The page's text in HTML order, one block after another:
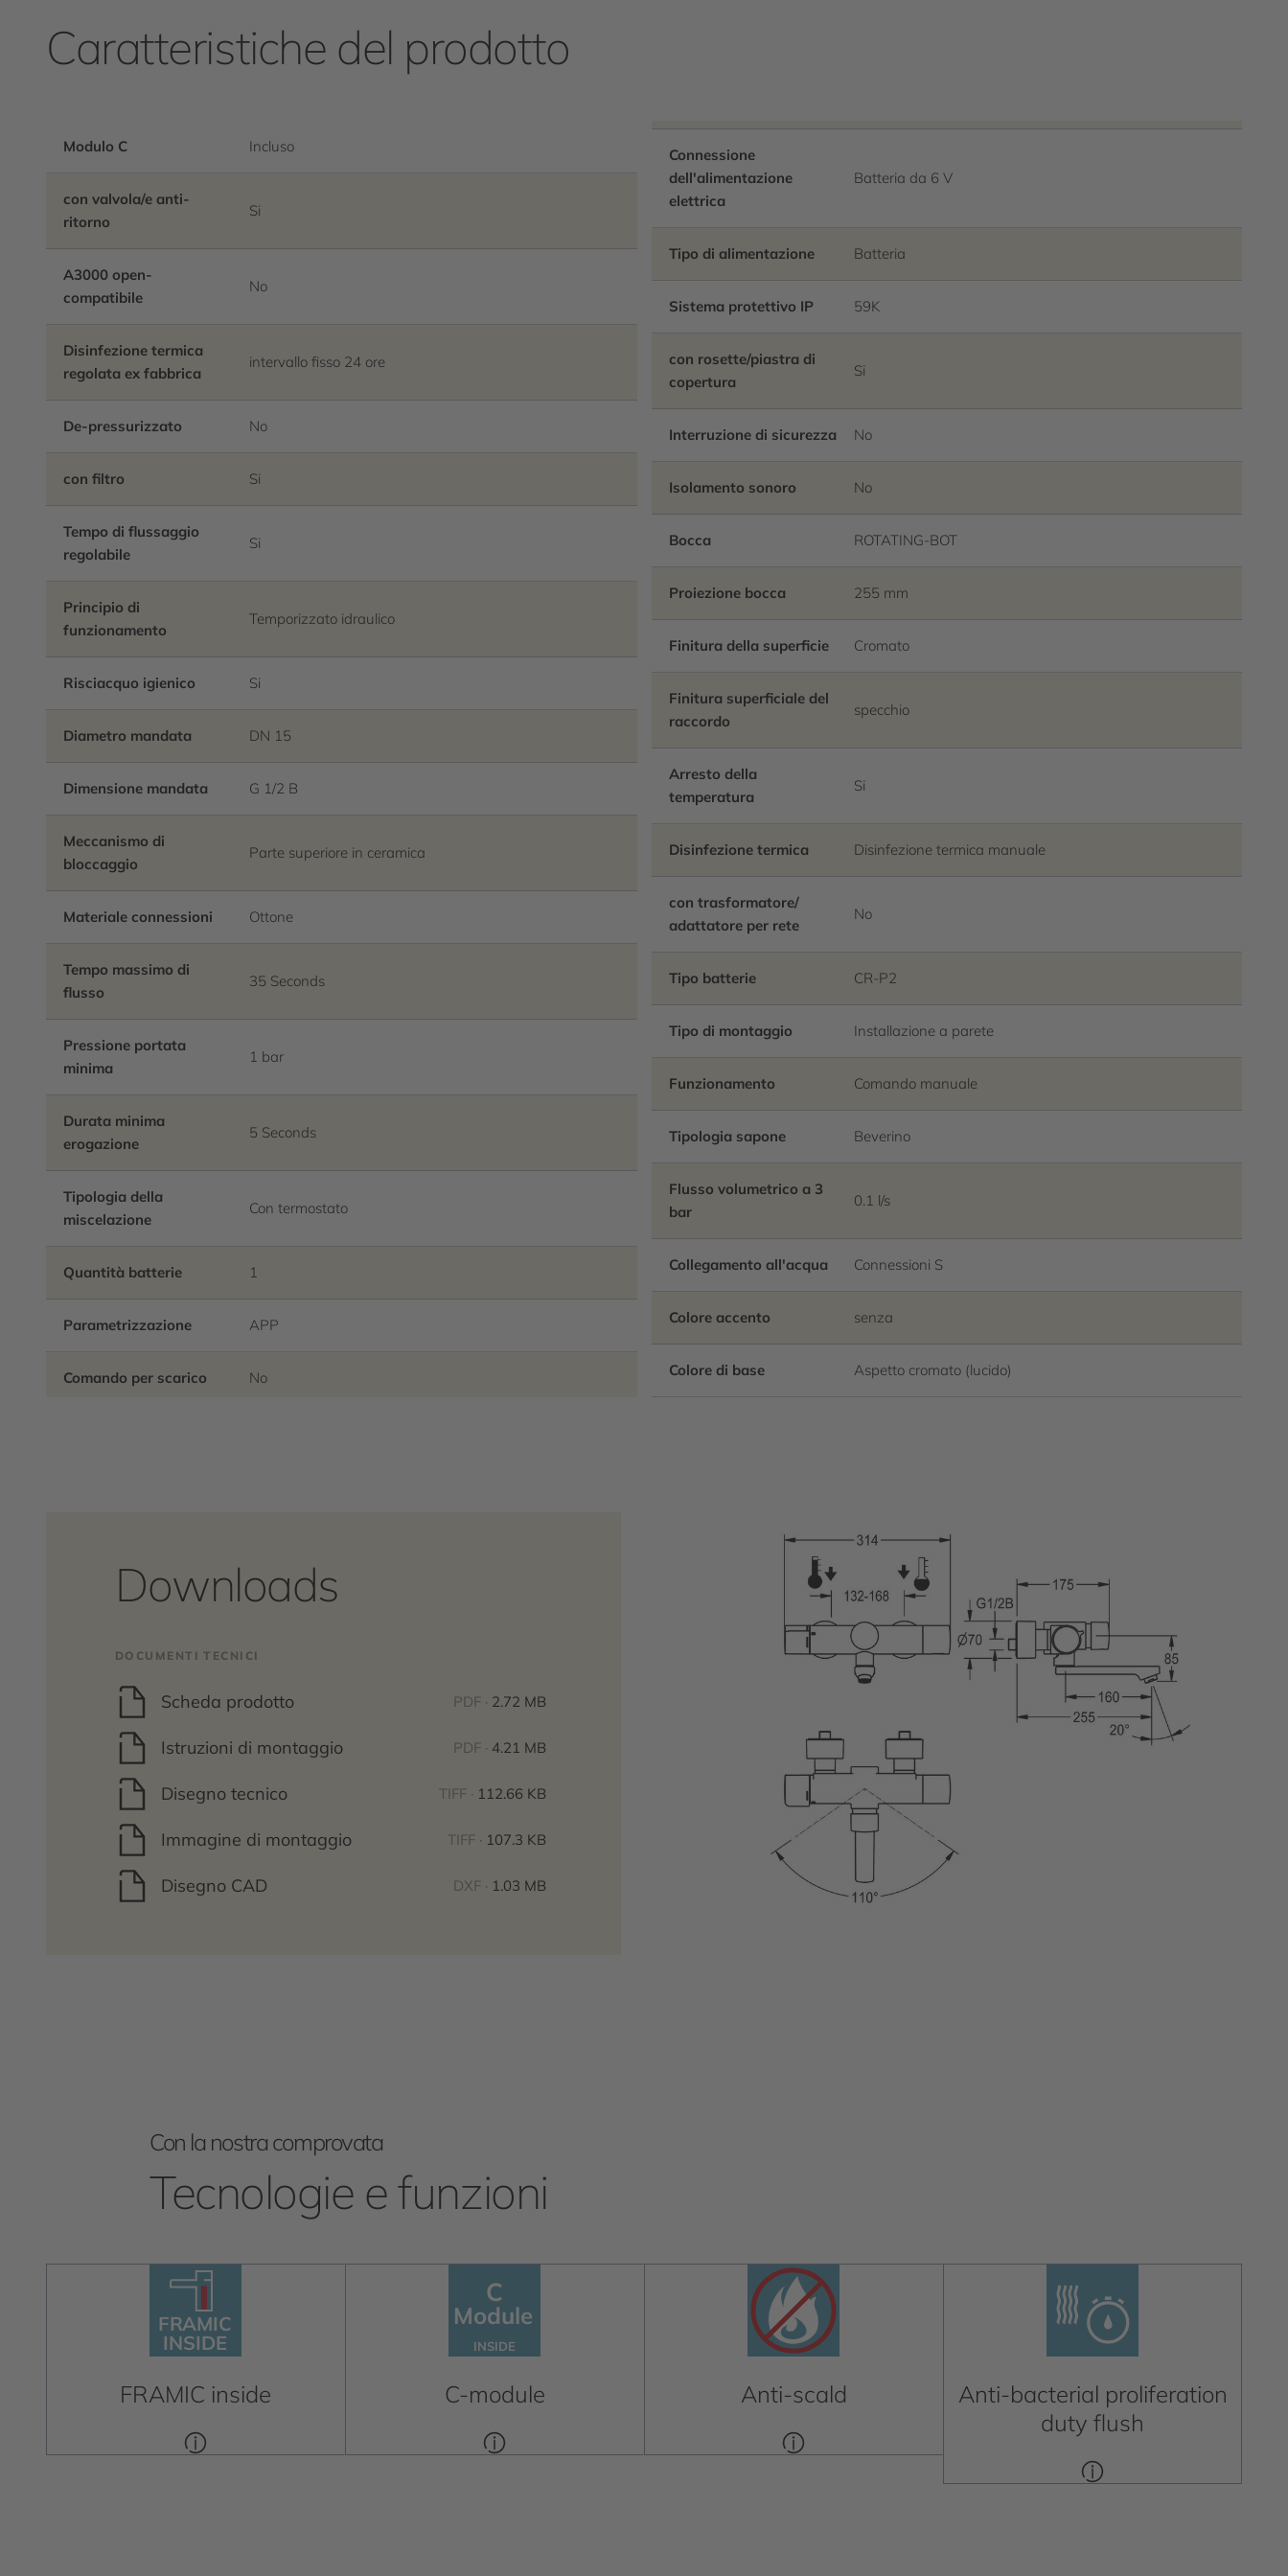
raggruppamento delle apparecchiature per l’esecuzione di
funzioni di comando tramite app necessaria.
Caratteristiche del prodotto
Modulo C Incluso
con valvola/e anti-
ritorno
Si
A3000 open-
compatibile
No
Disinfezione termica
regolata ex fabbrica
intervallo fisso 24 ore
De-pressurizzato No
con filtro Si
Tempo di flussaggio
regolabile
Si
Principio di
funzionamento
Temporizzato idraulico
Risciacquo igienico Si
Diametro mandata DN 15
Dimensione mandata G 1/2 B
Meccanismo di
bloccaggio
Parte superiore in ceramica
Materiale connessioni Ottone
Tempo massimo di
flusso
35 Seconds
Pressione portata
minima
1 bar
Durata minima
erogazione
5 Seconds
Tipologia della
miscelazione
Con termostato
Quantità batterie 1
Parametrizzazione APP
Comando per scarico No
Connessione
dell'alimentazione
elettrica
Batteria da 6 V
Tipo di alimentazione Batteria
Sistema protettivo IP 59K
con rosette/piastra di
copertura
Si
Interruzione di sicurezza No
Isolamento sonoro No
Bocca ROTATING-BOT
Proiezione bocca 255 mm
Finitura della superficie Cromato
Finitura superficiale del
raccordo
specchio
Arresto della
temperatura
Si
Disinfezione termica Disinfezione termica manuale
con trasformatore/
adattatore per rete
No
Tipo batterie CR-P2
Tipo di montaggio Installazione a parete
Funzionamento Comando manuale
Tipologia sapone Beverino
Flusso volumetrico a 3
bar
0.1 l/s
Collegamento all'acqua Connessioni S
Colore accento senza
Colore di base Aspetto cromato (lucido)
Downloads
DOCUMENTI TECNICI
Scheda prodotto PDF · 2.72 MB
Istruzioni di montaggio PDF · 4.21 MB
Disegno tecnico TIFF · 112.66 KB
Immagine di montaggio TIFF · 107.3 KB
Disegno CAD DXF · 1.03 MB
Con la nostra comprovata
Tecnologie e funzioni
FRAMIC
INSIDE
FRAMIC inside
C
Module
INSIDE
C-module
C
Module
INSIDE
Anti-scald
Anti-bacterial proliferation
duty flush